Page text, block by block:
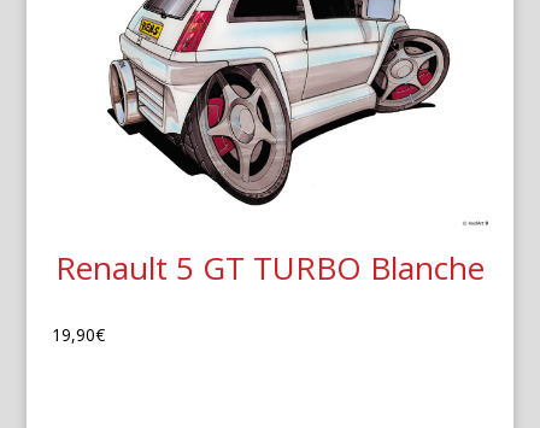
Renault 5 GT TURBO Blanche
19,90€